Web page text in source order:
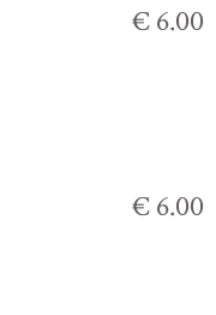
€ 6.00
€ 6.00